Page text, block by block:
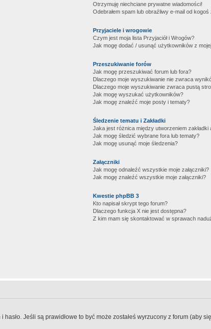
Otrzymuję niechciane prywatne wiadomości!
Odebrałem spam lub obraźliwy e-mail od kogoś
Przyjaciele i wrogowie
Czym jest moja lista Przyjaciół i Wrogów?
Jak mogę dodać / usunąć użytkowników z
Przeszukiwanie forów
Jak mogę przeszukiwać forum lub fora?
Dlaczego moje wyszukiwanie nie zwraca
Dlaczego moje wyszukiwanie zwraca pustą
Jak mogę wyszukać użytkowników?
Jak mogę znaleźć moje posty i tematy?
Śledzenie tematu i Zakładki
Jaka jest różnica między utworzeniem zakładki
Jak mogę śledzić wybrane fora lub tematy?
Jak mogę usunąć moje śledzenia?
Załączniki
Jak mogę odnaleźć wszystkie moje załączniki?
Jak mogę znaleźć wszystkie moje załączniki?
Kwestie phpBB 3
Kto napisał skrypt tego forum?
Dlaczego funkcja X nie jest dostępna?
Z kim mam się skontaktować w sprawach
Jeśli są prawidłowe to być może zostałeś wyrzucony z forum (aby